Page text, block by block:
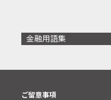
金融用語集
ご留意事項